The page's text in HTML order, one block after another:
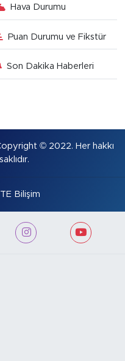
Hava Durumu
Puan Durumu ve Fikstür
Son Dakika Haberleri
© 2022. Her hakkı
saklıdır.
TE Bilişim